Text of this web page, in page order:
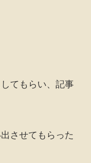
てもらい、記事
させてもらった